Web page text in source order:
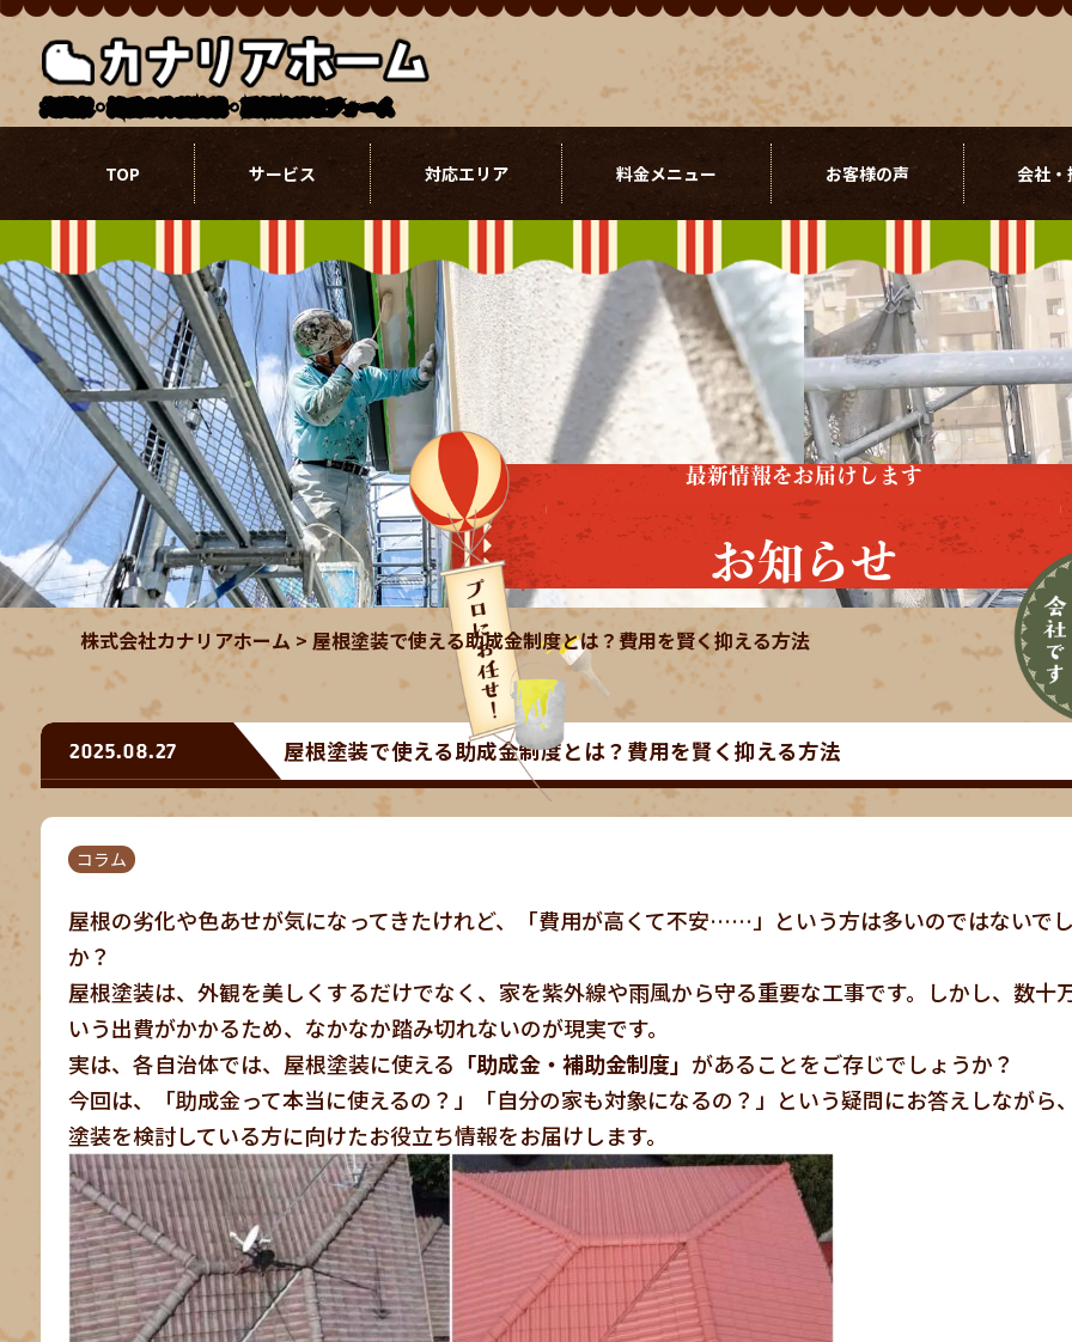
北関東・埼玉の外壁塗装・屋根塗装リフォーム
TOP サービス 対応エリア 料金メニュー お客様の声 会社
最新情報をお届けします
お知らせ
株式会社カナリアホーム >屋根塗装で使える助成金制度とは？費用を賢く抑える方法
2025.08.27 屋根塗装で使える助成金制度とは？費用を賢く抑える方法
コラム
屋根の劣化や色あせが気になってきたけれど、「費用が高くて不安……」という方は多いのではないで
か？
屋根塗装は、外観を美しくするだけでなく、家を紫外線や雨風から守る重要な工事です。しかし、数十
いう出費がかかるため、なかなか踏み切れないのが現実です。
実は、各自治体では、屋根塗装に使える 「助成金・補助金制度」 があることをご存じでしょうか？
今回は、「助成金って本当に使えるの？」「自分の家も対象になるの？」という疑問にお答えしながら
塗装を検討している方に向けたお役立ち情報をお届けします。